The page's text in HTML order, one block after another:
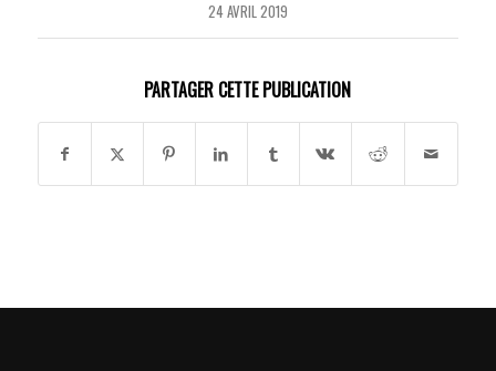
24 AVRIL 2019
PARTAGER CETTE PUBLICATION